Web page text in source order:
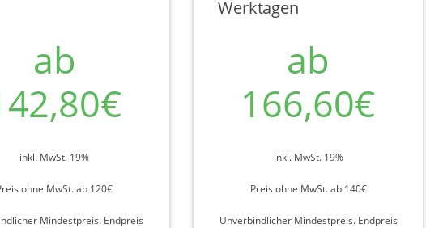
ab
inkl. MwSt. 19%
ohne MwSt. ab 120€
Mindestpreis. Endpreis
Werktagen
ab
166,60€
inkl. MwSt. 19%
Preis ohne MwSt. ab 140€
Unverbindlicher Mindestpreis. Endpreis